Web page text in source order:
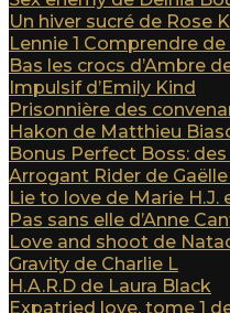
Un hiver sucré de Rose
Lennie 1 Comprendre
Bas les crocs d’Ambre
Impulsif d’Emily Kind
Prisonnière des
Hakon de Matthieu
Bonus Perfect Boss:
Arrogant Rider de
Lie to love de Marie H.J.
Pas sans elle d’Anne
Love and shoot de
Gravity de Charlie L
H.A.R.D de Laura Black
Expatried love, tome 1